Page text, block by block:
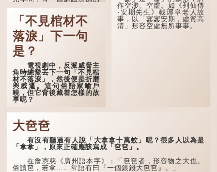
遇到一位呂姓道士，兩人暢
談甚歡。
言談間，盧姓書生感慨
自己雖貴為讀書人，但一直
未能考取功名，仍然貧困，
感到十分落泊。於是，道士
拿出一個青瓷枕頭，讓...
「不見棺材不
落淚」下一句
是？
電視劇中，反派威脅主
角時總愛丟下一句「不見棺
材不落淚」，然後便是折磨
與威逼。這句俗語家喻戶
曉，但它背後藏着怎樣的故
事呢？
「不見棺材不落淚」的
原句，有說法是「不見棺材
不下淚」或「不見親棺不下
淚」，出自明朝蘭陵笑笑生
所著的《金瓶梅詞話》第九
十八回。原意是指人未親眼
感到悲傷；後來引申為比喻
人執迷不悟，不到徹底失
作空渺、空虛。如《列仙傳
·安期先生》載琊阜老人故
事，以「寥寥安期，虛質高
清」形容空虛無所事事。
大夿夿
有沒有聽過有人說「大拿拿十萬蚊」呢？很多人以為是
「拿拿」，原來正確應該寫成「夿夿」。
在詹憲慈《廣州語本字》：「夿夿者，形容物之大也。
俗讀夿，若拿……常語有曰『一個銀錢大夿夿』。」